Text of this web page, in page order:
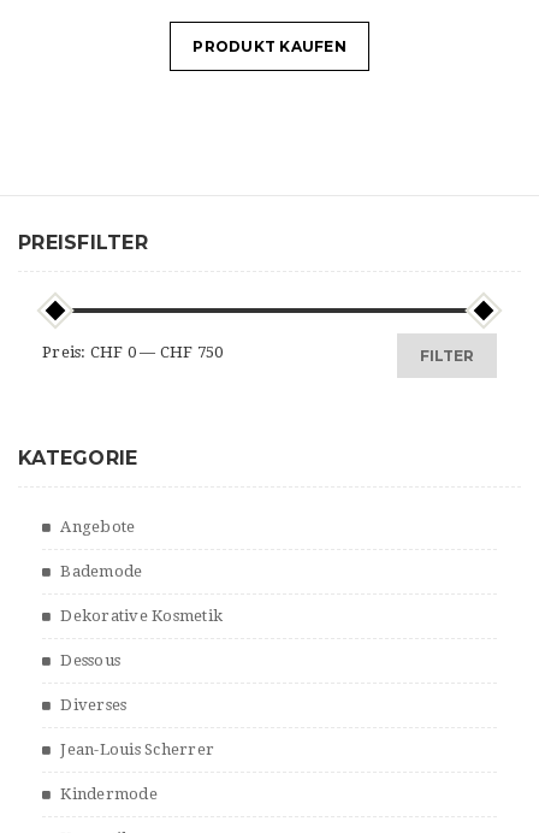
PRODUKT KAUFEN
PREISFILTER
FILTER
Preis: CHF 0 — CHF 750
KATEGORIE
Angebote
Bademode
Dekorative Kosmetik
Dessous
Diverses
Jean-Louis Scherrer
Kindermode